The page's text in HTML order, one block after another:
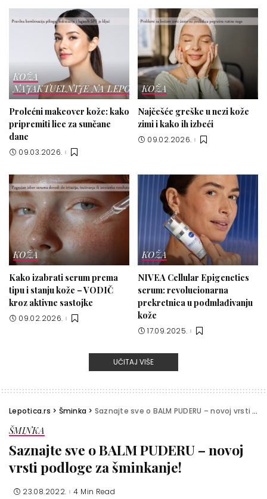
KOŽA
NAJAKTUELNIJE NA LEPOTICI
Prolećni makeover kože: kako
pripremiti lice za sunčane
dane
09.03.2026.
KOŽA
Najčešće greške u nezi kože
zimi i kako ih izbeći
09.02.2026.
KOŽA
Kako izabrati serum prema
tipu i stanju kože – VODIČ
kroz aktivne sastojke
09.02.2026.
KOŽA
NIVEA Cellular Epigenetics
serum: revolucionarna
prekretnica u podmlađivanju
kože
17.09.2025.
UČITAJ VIŠE
Lepotica.rs > Šminka > Saznajte sve o BALM PUDERU – novoj vrsti podloge za šminkanje!
ŠMINKA
Saznajte sve o BALM PUDERU – novoj
vrsti podloge za šminkanje!
23.08.2022. 4 Min Read